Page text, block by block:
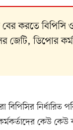
করতে বিপিসি
জেটি, ডিপোর
বিপিসির
কেউ